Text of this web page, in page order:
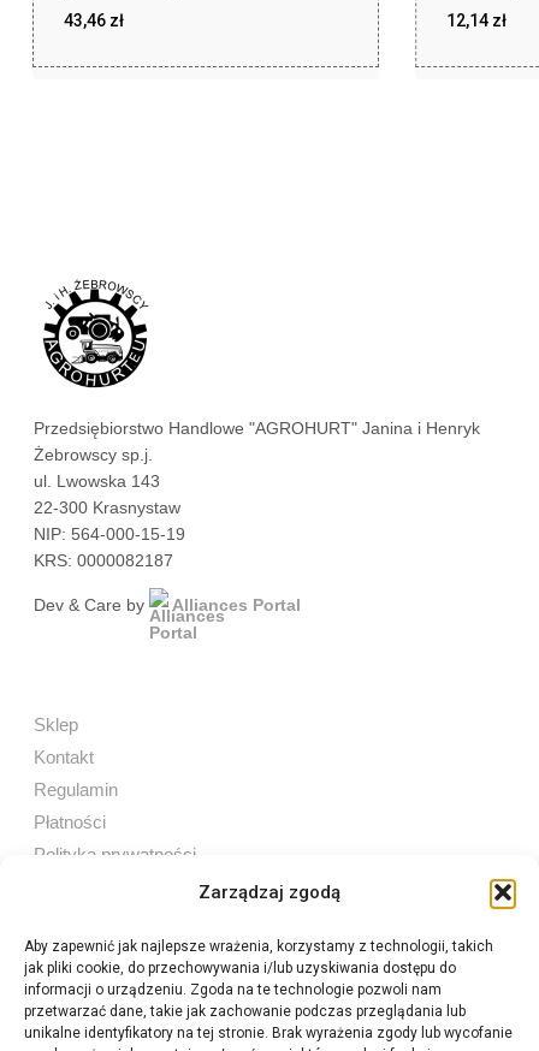
Zarządzaj zgodą
Aby zapewnić jak najlepsze wrażenia, korzystamy z technologii, takich
jak pliki cookie, do przechowywania i/lub uzyskiwania dostępu do
informacji o urządzeniu. Zgoda na te technologie pozwoli nam
przetwarzać dane, takie jak zachowanie podczas przeglądania lub
unikalne identyfikatory na tej stronie. Brak wyrażenia zgody lub wycofanie
43,46 zł 12,14 zł
Przedsiębiorstwo Handlowe "AGROHURT" Janina i Henryk
Żebrowscy sp.j.
ul. Lwowska 143
22-300 Krasnystaw
NIP: 564-000-15-19
KRS: 0000082187
Dev & Care by Alliances Portal
Sklep
Kontakt
Regulamin
Płatności
Polityka prywatności
Sprzedaż internetowa
Tel:605 603 753